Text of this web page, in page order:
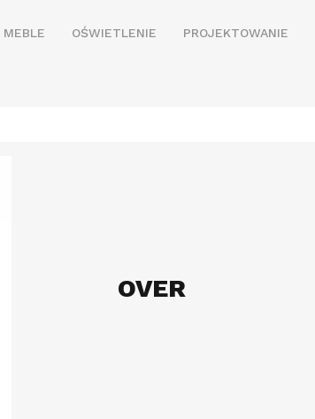
MEBLE OŚWIETLENIE PROJEKTOWANIE
OVER